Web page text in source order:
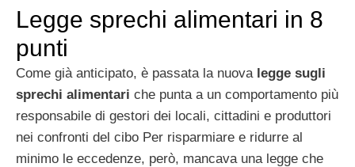
Legge sprechi alimentari in 8
punti
Come già anticipato, è passata la nuova legge sugli
sprechi alimentari che punta a un comportamento più
responsabile di gestori dei locali, cittadini e produttori
nei confronti del cibo Per risparmiare e ridurre al
minimo le eccedenze, però, mancava una legge che